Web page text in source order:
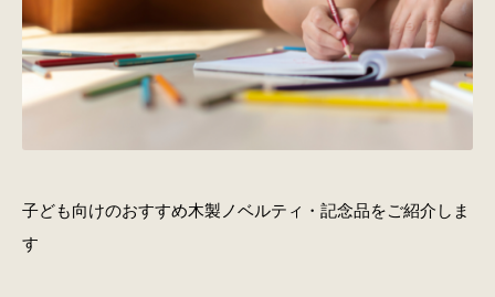
子ども向けのおすすめ木製ノベルティ・記念品をご紹介しま
す